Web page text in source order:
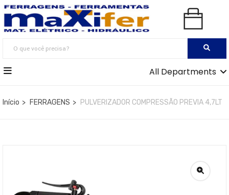
All Departments
Início FERRAGENS PULVERIZADOR COMPRESSÃO PREVIA 4,7LT